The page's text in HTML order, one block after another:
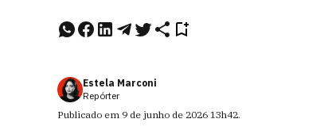
Estela Marconi
Repórter
Publicado em 9 de junho de 2026 13h42.